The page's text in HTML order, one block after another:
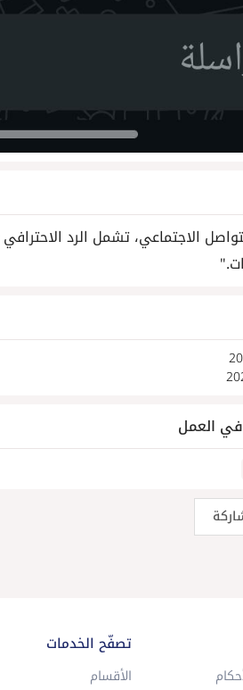
الاجتماعي، تشمل الرد
العمل
تصفّح الخدمات
الأقسام